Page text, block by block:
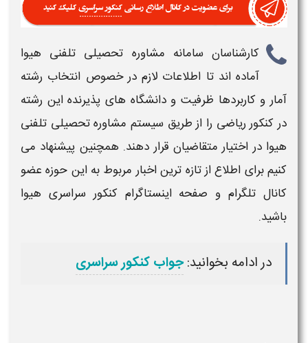
کارشناسان سامانه مشاوره تحصیلی تلفنی هیوا
آماده اند تا اطلاعات لازم در خصوصانتخاب رشته
آمار و کاربردها ظرفیت و دانشگاه های پذیرنده این رشته
در کنکور ریاضیرا از طریق سیستم مشاوره تحصیلی تلفنی
هیوا در اختیار متقاضیان قرار دهند. همچنین پیشنهاد می
کنیم برای اطلاع از تازه ترین اخبار مربوط به این حوزه عضو
کانال تلگرام و صفحه اینستاگرامکنکور سراسریهیوا
باشید.
در ادامه بخوانید:جواب کنکور سراسری